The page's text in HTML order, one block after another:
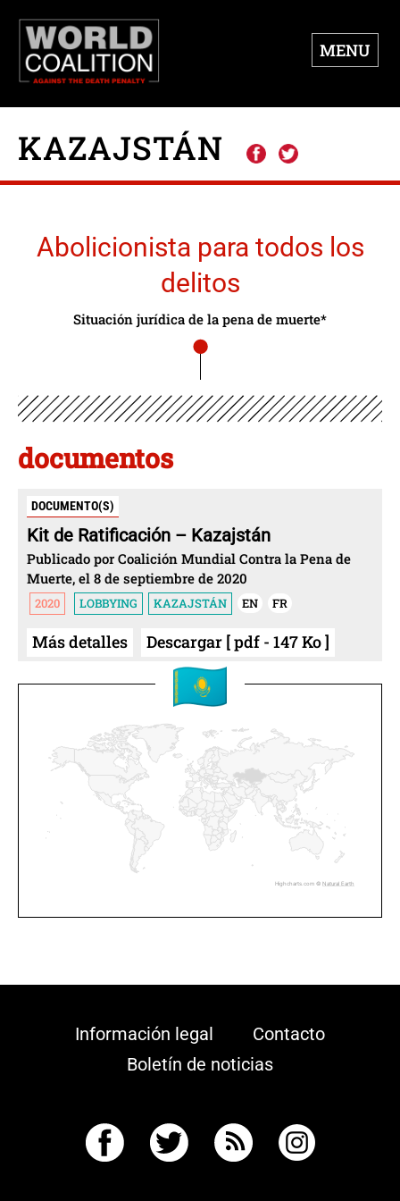
MENU
KAZAJSTÁN
Abolicionista para todos los
delitos
Situación jurídica de la pena de muerte*
documentos
DOCUMENTO(S)
Kit de Ratificación – Kazajstán
Publicado por Coalición Mundial Contra la Pena de
Muerte, el 8 de septiembre de 2020
2020 LOBBYING KAZAJSTÁN EN FR
Más detalles Descargar [ pdf - 147 Ko ]
Highcharts.com © Natural Earth
Información legal
Contacto
Boletín de noticias